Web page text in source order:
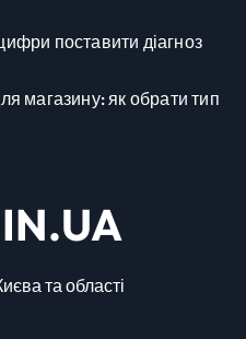
поставити діагноз
магазину: як обрати тип
та області